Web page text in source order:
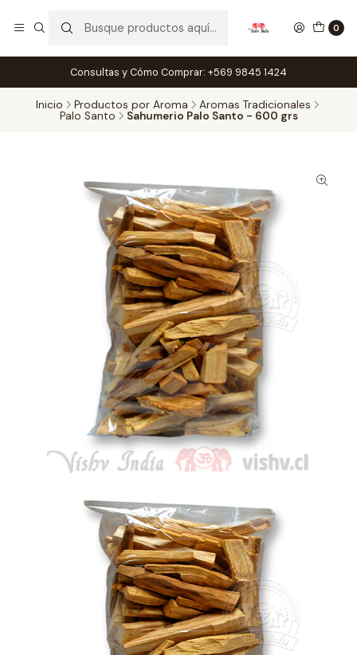
0
Consultas y Cómo Comprar: +569 9845 1424
Inicio Productos por Aroma
Aromas Tradicionales
Palo Santo
Sahumerio Palo Santo - 600 grs